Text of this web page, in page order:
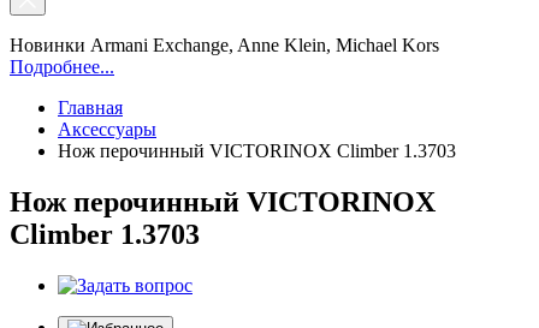
Новинки Armani Exchange, Anne Klein, Michael Kors
Подробнее...
Главная
Аксессуары
Нож перочинный VICTORINOX Climber 1.3703
Нож перочинный VICTORINOX
Climber 1.3703